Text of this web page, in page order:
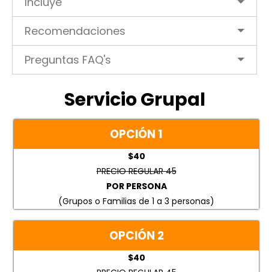
Recomendaciones
Preguntas FAQ's
Servicio Grupal
OPCIÓN 1
$40
PRECIO REGULAR 45
POR PERSONA
(Grupos o Familias de 1 a 3 personas)
OPCIÓN 2
$40